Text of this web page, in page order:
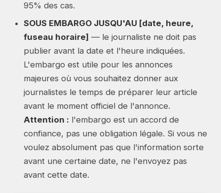
95% des cas.
SOUS EMBARGO JUSQU'AU [date, heure,
fuseau horaire] — le journaliste ne doit pas
publier avant la date et l'heure indiquées.
L'embargo est utile pour les annonces
majeures où vous souhaitez donner aux
journalistes le temps de préparer leur article
avant le moment officiel de l'annonce.
Attention : l'embargo est un accord de
confiance, pas une obligation légale. Si vous ne
voulez absolument pas que l'information sorte
avant une certaine date, ne l'envoyez pas
avant cette date.